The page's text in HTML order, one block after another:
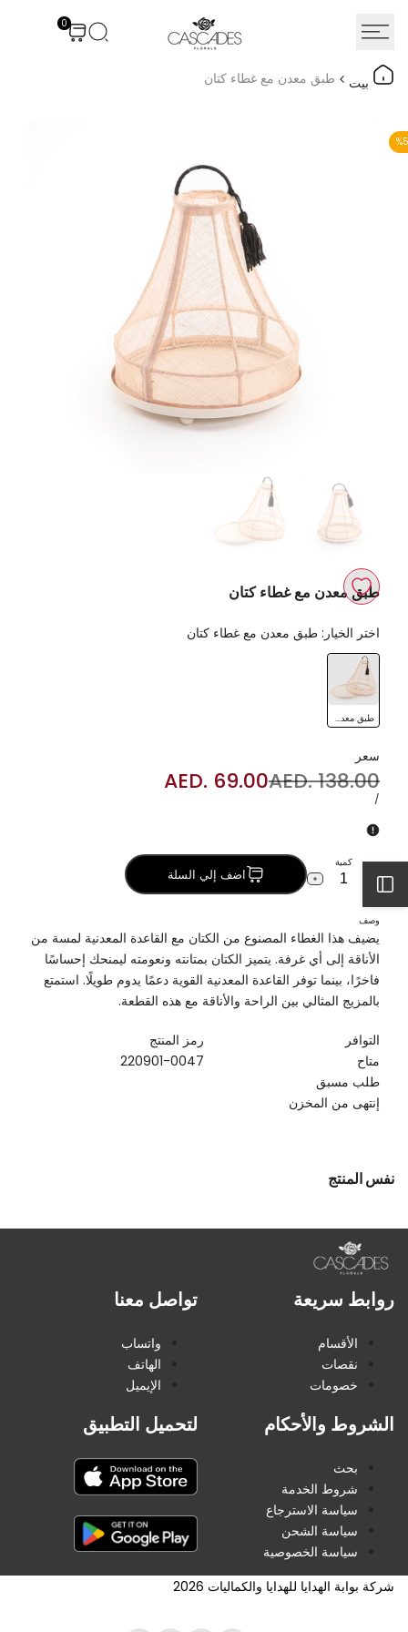
0
بيت طبق معدن مع غطاء كتان
افتح
الشريط
الجانبي
%
طبق معدن مع غطاء كتان
اختر الخيار: طبق معدن مع غطاء كتان
طبق معدن مع غطاء كتان
طبق
معدن
مع
غطاء
سعر
السعر
العادي
AED. 138.00سعر
AED. 69.00
سعر/
كمية
خفض
معدن
مع
غطاء
كتان
زيادة
الكمية
معدن
غطاء
كتان
اضف إلي السلة
اضف
الي
قائمة
الرغبات
وصف
يضيف هذا الغطاء المصنوع من الكتان مع القاعدة المعدنية لمسة من
الأناقة إلى أي غرفة. يتميز الكتان بمتانته ونعومته ليمنحك إحساسًا
فاخرًا، بينما توفر القاعدة المعدنية القوية دعمًا يدوم طويلًا. استمتع
بالمزيج المثالي بين الراحة والأناقة مع هذه القطعة.
التوافر
متاح
طلب مسبق
إنتهى من المخزن
رمز المنتج
220901-0047
نفس المنتج
روابط سريعة
الأقسام
نقصات
خصومات
تواصل معنا
واتساب
الهاتف
الإيميل
الشروط والأحكام
بحث
شروط الخدمة
سياسة الاسترجاع
سياسة الشحن
سياسة الخصوصية
لتحميل التطبيق
شركة بوابة الهدايا للهدايا والكماليات 2026